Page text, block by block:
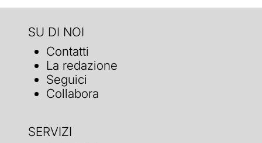
SU DI NOI
Contatti
La redazione
Seguici
Collabora
SERVIZI